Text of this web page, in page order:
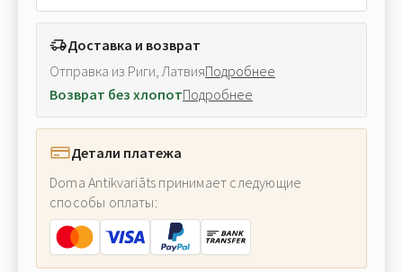
Доставка и возврат
Отправка из Риги, ЛатвияПодробнее
Возврат без хлопотПодробнее
Детали платежа
Doma Antikvariāts принимает следующие
способы оплаты: